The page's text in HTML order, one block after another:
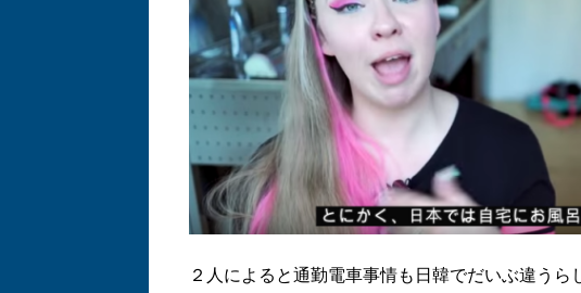
２人によると通勤電車事情も日韓でだいぶ違うら